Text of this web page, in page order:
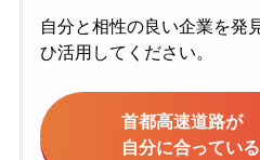
自分と相性の良い企業を発
ひ活用してください。
首都高速道路が
自分に合ってい